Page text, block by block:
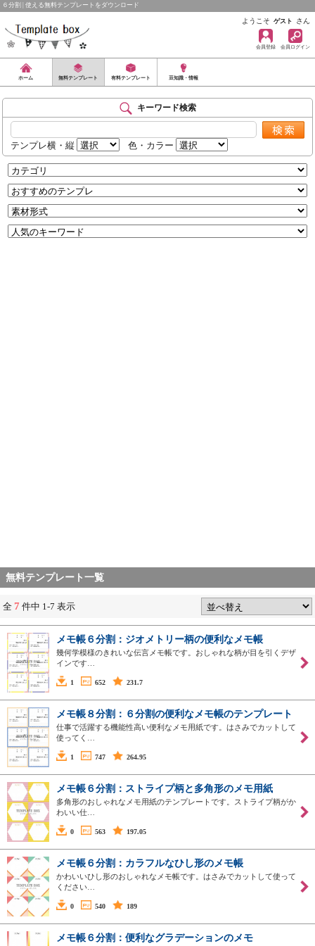
６分割 | 使える無料テンプレートをダウンロード
ようこそ ゲスト さん
会員登録 会員ログイン
ホーム 無料テンプレート 有料テンプレート 豆知識・情報
キーワード検索
テンプレ横・縦 色・カラー
無料テンプレート一覧
全 7 件中 1-7 表示
メモ帳６分割：ジオメトリー柄の便利なメモ帳
幾何学模様のきれいな伝言メモ帳です。おしゃれな柄が目を引くデザ
インです…
1 652 231.7
メモ帳８分割：６分割の便利なメモ帳のテンプレート
仕事で活躍する機能性高い便利なメモ用紙です。はさみでカットして
使ってく…
1 747 264.95
メモ帳６分割：ストライプ柄と多角形のメモ用紙
多角形のおしゃれなメモ用紙のテンプレートです。ストライプ柄がか
わいい仕…
0 563 197.05
メモ帳６分割：カラフルなひし形のメモ帳
かわいいひし形のおしゃれなメモ帳です。はさみでカットして使って
ください…
0 540 189
メモ帳６分割：便利なグラデーションのメモ